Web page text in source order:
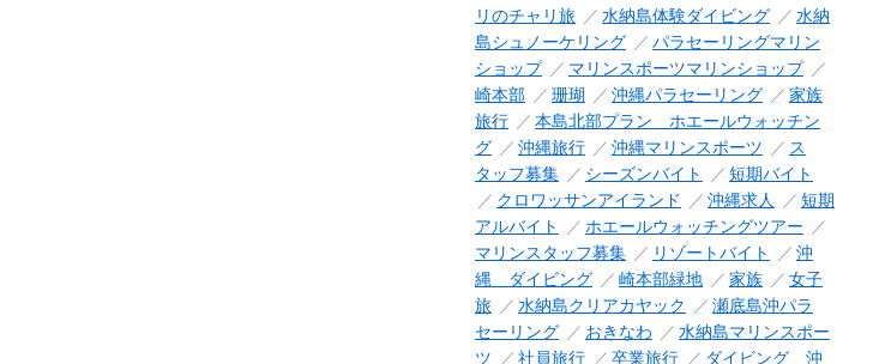
リのチャリ旅
水納島体験ダイビング
水納
島シュノーケリング
パラセーリングマリン
ショップ
マリンスポーツマリンショップ
崎本部
珊瑚 沖縄パラセーリング
家族
旅行
本島北部プラン ホエールウォッチン
グ
沖縄旅行 沖縄マリンスポーツ
ス
タッフ募集
シーズンバイト
短期バイト
クロワッサンアイランド
沖縄求人
短期
アルバイト
ホエールウォッチングツアー
マリンスタッフ募集
リゾートバイト
沖
縄 ダイビング
崎本部緑地 家族
女子
旅
水納島クリアカヤック
瀬底島沖パラ
セーリング
おきなわ
水納島マリンスポー
ツ
社員旅行 卒業旅行 ダイビング 沖